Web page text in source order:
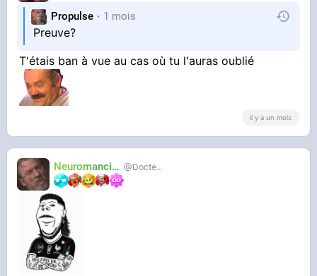
Propulse 1 mois
Preuve?
T'étais ban à vue au cas où tu l'auras oublié
il y a un mois
Neuromancien Docteur-Lulu